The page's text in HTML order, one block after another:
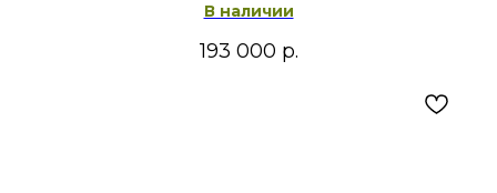
В наличии
193 000 р.